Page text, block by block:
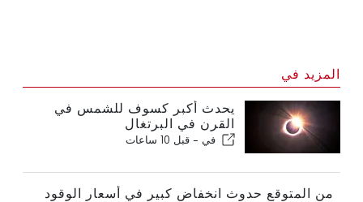
المزيد في
يحدث أكبر كسوف للشمس في
القرن في البرتغال
في - قبل 10 ساعات
من المتوقع حدوث انخفاض كبير في أسعار الوقود